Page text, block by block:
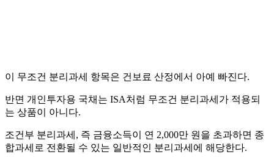
이 무조건 분리과세 항목은 건보료 산정에서 아예 빠진다.
반면 개인투자용 국채는 ISA처럼 무조건 분리과세가 적용되
는 상품이 아니다.
조건부 분리과세, 즉 금융소득이 연 2,000만 원을 초과하면 종
합과세로 전환될 수 있는 일반적인 분리과세에 해당한다.